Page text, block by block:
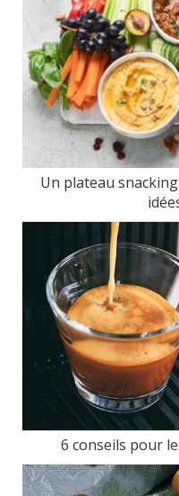
Un plateau
6 conseils pour